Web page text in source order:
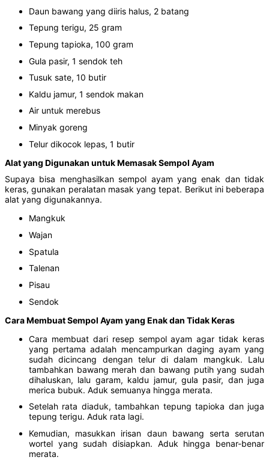
Daun bawang yang diiris halus, 2 batang
Tepung terigu, 25 gram
Tepung tapioka, 100 gram
Gula pasir, 1 sendok teh
Tusuk sate, 10 butir
Kaldu jamur, 1 sendok makan
Air untuk merebus
Minyak goreng
Telur dikocok lepas, 1 butir
Alat yang Digunakan untuk Memasak Sempol Ayam
Supaya bisa menghasilkan sempol ayam yang enak dan tidak
keras, gunakan peralatan masak yang tepat. Berikut ini beberapa
alat yang digunakannya.
Mangkuk
Wajan
Spatula
Talenan
Pisau
Sendok
Cara Membuat Sempol Ayam yang Enak dan Tidak Keras
Cara membuat dari resep sempol ayam agar tidak keras
yang pertama adalah mencampurkan daging ayam yang
sudah dicincang dengan telur di dalam mangkuk. Lalu
tambahkan bawang merah dan bawang putih yang sudah
dihaluskan, lalu garam, kaldu jamur, gula pasir, dan juga
merica bubuk. Aduk semuanya hingga merata.
Setelah rata diaduk, tambahkan tepung tapioka dan juga
tepung terigu. Aduk rata lagi.
Kemudian, masukkan irisan daun bawang serta serutan
wortel yang sudah disiapkan. Aduk hingga benar-benar
merata.